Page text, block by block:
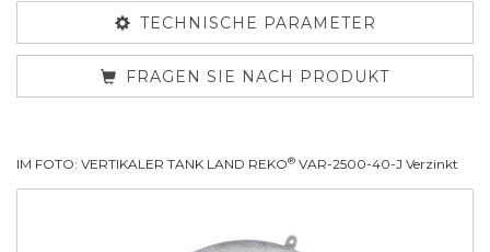
TECHNISCHE PARAMETER
FRAGEN SIE NACH PRODUKT
IM FOTO: VERTIKALER TANK LAND REKO® VAR-2500-40-J Verzinkt